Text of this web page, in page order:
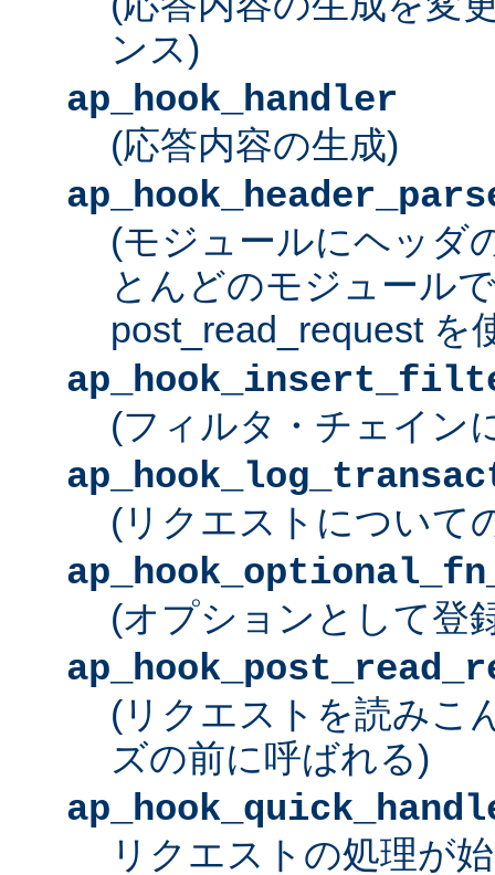
ンス)
ap_hook_handler
(応答内容の生成)
(モジュールにヘッダ
とんどのモジュール
post_read_request を
(フィルタ・チェイン
(リクエストについて
(オプションとして登
(リクエストを読みこ
ズの前に呼ばれる)
リクエストの処理が